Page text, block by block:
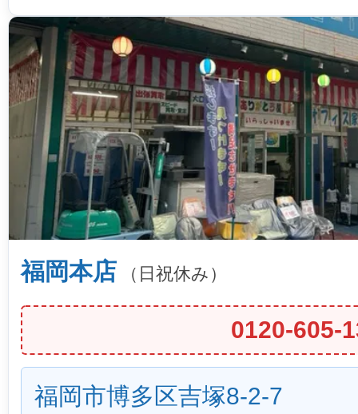
福岡本店 （日祝休み）
0120-605-
福岡市博多区吉塚8-2-7